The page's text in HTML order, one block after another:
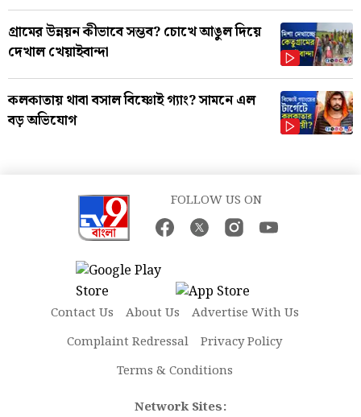
গ্রামের উন্নয়ন কীভাবে সম্ভব? চোখে আঙুল দিয়ে
দেখাল খেয়াইবান্দা
কলকাতায় থাবা বসাল বিষ্ণোই গ্যাং? সামনে এল
বড় অভিযোগ
FOLLOW US ON
Contact Us About Us
Advertise With Us
Complaint Redressal
Privacy Policy
Terms & Conditions
Network Sites: